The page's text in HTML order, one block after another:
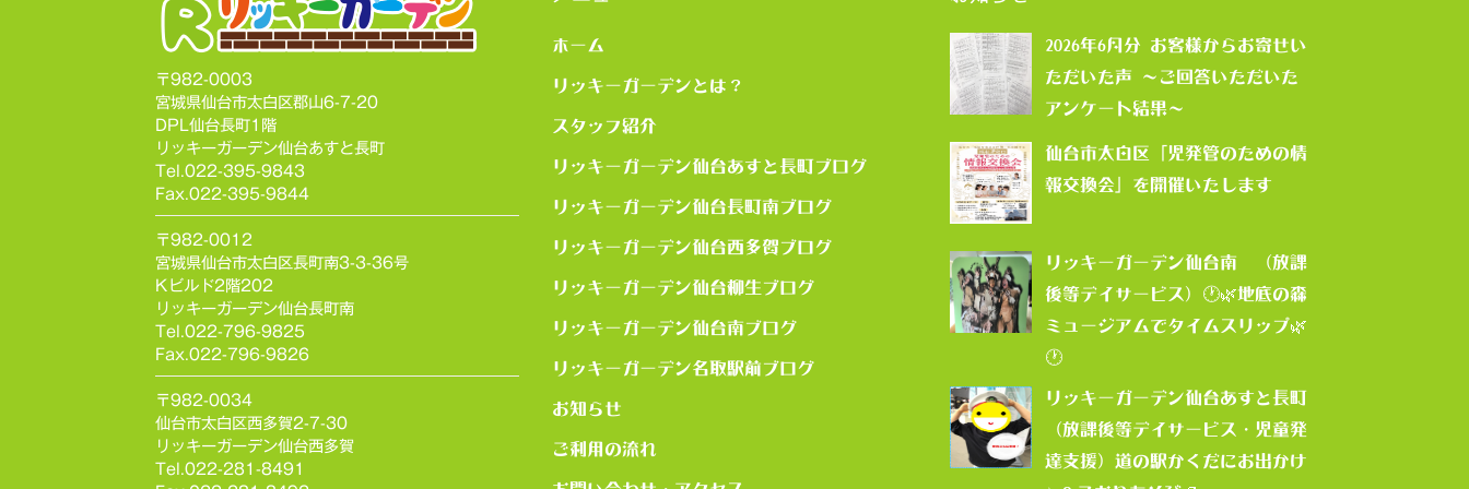
〒982-0003
宮城県仙台市太白区郡山6-7-20
DPL仙台長町1階
リッキーガーデン仙台あすと長町
Tel.022-395-9843
Fax.022-395-9844
〒982-0012
宮城県仙台市太白区長町南3-3-36号
Kビルド2階202
リッキーガーデン仙台長町南
Tel.022-796-9825
Fax.022-796-9826
〒982-0034
仙台市太白区西多賀2-7-30
リッキーガーデン仙台西多賀
Tel.022-281-8491
ホーム
リッキーガーデンとは？
スタッフ紹介
リッキーガーデン仙台あすと長町ブログ
リッキーガーデン仙台長町南ブログ
リッキーガーデン仙台西多賀ブログ
リッキーガーデン仙台柳生ブログ
リッキーガーデン仙台南ブログ
リッキーガーデン名取駅前ブログ
お知らせ
ご利用の流れ
2026年6月分 お客様からお寄せい
ただいた声 ～ご回答いただいた
アンケート結果～
仙台市太白区「児発管のための情
報交換会」を開催いたします
リッキーガーデン仙台南 （放課
後等デイサービス）🕐🌿地底の森
ミュージアムでタイムスリップ🌿
🕐
リッキーガーデン仙台あすと長町
（放課後等デイサービス・児童発
達支援）道の駅かくだにお出かけ